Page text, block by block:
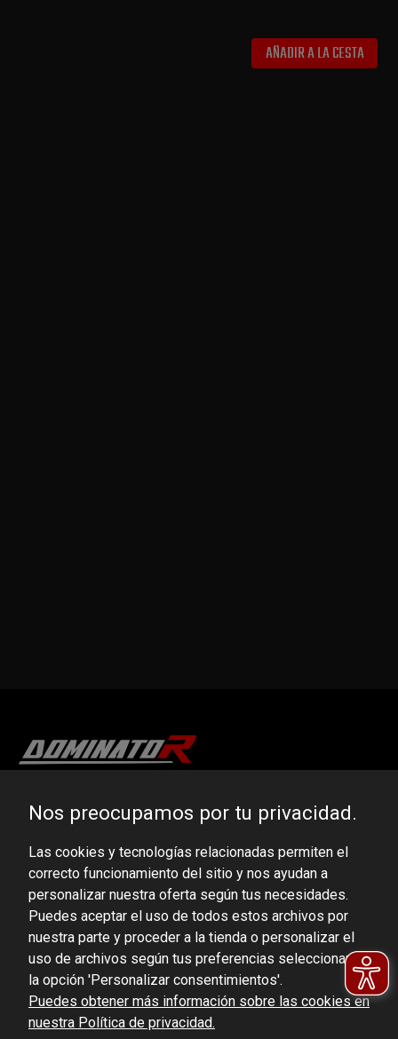
AÑADIR A LA CESTA
DOMINATOR GROUP Sp. z o.o.
VAT ID No.: 6521751083
dominator@dominator.pl
© Copyright 2022 | Dominator Group Sp. z o. o.
Nos preocupamos por tu privacidad.
Las cookies y tecnologías relacionadas permiten el
correcto funcionamiento del sitio y nos ayudan a
personalizar nuestra oferta según tus necesidades.
Puedes aceptar el uso de todos estos archivos por
nuestra parte y proceder a la tienda o personalizar el
uso de archivos según tus preferencias seleccionando
la opción 'Personalizar consentimientos'.
Puedes obtener más información sobre las cookies en
nuestra Política de privacidad.